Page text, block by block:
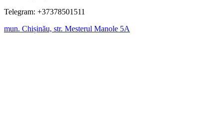
Telegram: +37378501511
mun. Chișinău, str. Mesterul Manole 5A